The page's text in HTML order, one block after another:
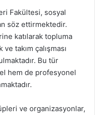
Fakültesi, sosyal
söz ettirmektedir.
katılarak topluma
takım çalışması
Bu tür
hem de profesyonel
ve organizasyonlar,